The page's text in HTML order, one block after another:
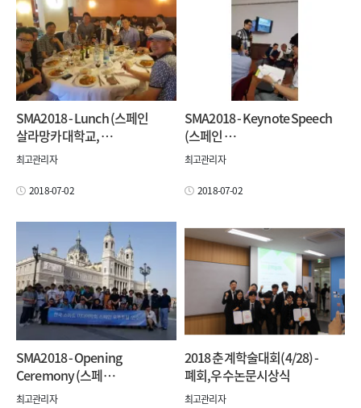
SMA2018 - Lunch (스페인
살라망카대학교, …
최고관리자
2018-07-02
SMA2018 - Keynote Speech
(스페인 …
최고관리자
2018-07-02
SMA2018 - Opening
Ceremony (스페…
최고관리자
2018 춘계학술대회(4/28) -
폐회,우수논문시상식
최고관리자